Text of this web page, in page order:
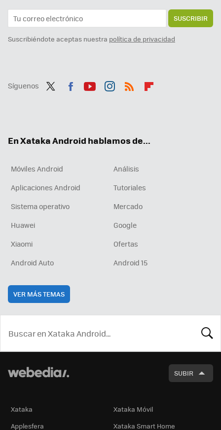
SUSCRIBIR
Suscribiéndote aceptas nuestra política de privacidad
Síguenos
En Xataka Android hablamos de...
Móviles Android
Análisis
Aplicaciones Android
Tutoriales
Sistema operativo
Mercado
Huawei
Google
Xiaomi
Ofertas
Android Auto
Android 15
VER MÁS TEMAS
SUBIR
Xataka
Xataka Móvil
Applesfera
Xataka Smart Home